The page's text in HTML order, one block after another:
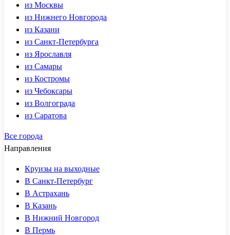
из Москвы
из Нижнего Новгорода
из Казани
из Санкт-Петербурга
из Ярославля
из Самары
из Костромы
из Чебоксары
из Волгограда
из Саратова
Все города
Направления
Круизы на выходные
В Санкт-Петербург
В Астрахань
В Казань
В Нижний Новгород
В Пермь